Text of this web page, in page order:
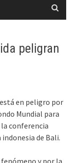
peligran
en peligro por
Mundial para
conferencia
de Bali.
y por la